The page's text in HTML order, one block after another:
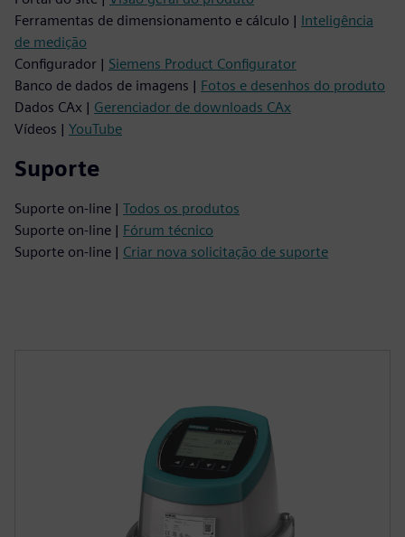
Ferramentas de dimensionamento e cálculo | Inteligência
de medição
Configurador | Siemens Product Configurator
Banco de dados de imagens | Fotos e desenhos do produto
Dados CAx | Gerenciador de downloads CAx
Vídeos | YouTube
Suporte
Suporte on-line | Todos os produtos
Suporte on-line | Fórum técnico
Suporte on-line | Criar nova solicitação de suporte